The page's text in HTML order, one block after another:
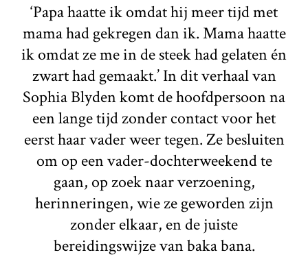
‘Papa haatte ik omdat hij meer tijd met
mama had gekregen dan ik. Mama haatte
ik omdat ze me in de steek had gelaten én
zwart had gemaakt.’ In dit verhaal van
Sophia Blyden komt de hoofdpersoon na
een lange tijd zonder contact voor het
eerst haar vader weer tegen. Ze besluiten
om op een vader-dochterweekend te
gaan, op zoek naar verzoening,
herinneringen, wie ze geworden zijn
zonder elkaar, en de juiste
bereidingswijze van baka bana.